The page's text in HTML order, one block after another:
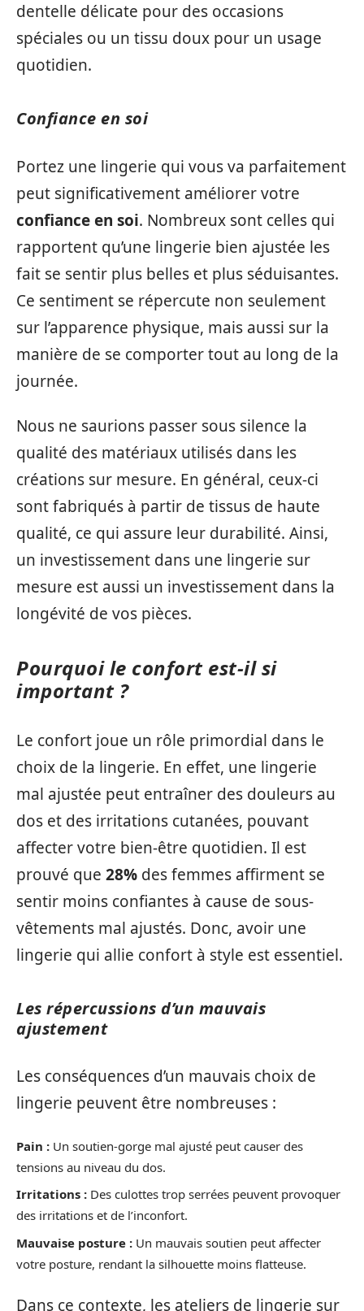
dentelle délicate pour des occasions
spéciales ou un tissu doux pour un usage
quotidien.
Confiance en soi
Portez une lingerie qui vous va parfaitement
peut significativement améliorer votre
confiance en soi. Nombreux sont celles qui
rapportent qu’une lingerie bien ajustée les
fait se sentir plus belles et plus séduisantes.
Ce sentiment se répercute non seulement
sur l’apparence physique, mais aussi sur la
manière de se comporter tout au long de la
journée.
Nous ne saurions passer sous silence la
qualité des matériaux utilisés dans les
créations sur mesure. En général, ceux-ci
sont fabriqués à partir de tissus de haute
qualité, ce qui assure leur durabilité. Ainsi,
un investissement dans une lingerie sur
mesure est aussi un investissement dans la
longévité de vos pièces.
Pourquoi le confort est-il si
important ?
Le confort joue un rôle primordial dans le
choix de la lingerie. En effet, une lingerie
mal ajustée peut entraîner des douleurs au
dos et des irritations cutanées, pouvant
affecter votre bien-être quotidien. Il est
prouvé que 28% des femmes affirment se
sentir moins confiantes à cause de sous-
vêtements mal ajustés. Donc, avoir une
lingerie qui allie confort à style est essentiel.
Les répercussions d’un mauvais
ajustement
Les conséquences d’un mauvais choix de
lingerie peuvent être nombreuses :
Pain : Un soutien-gorge mal ajusté peut causer des
tensions au niveau du dos.
Irritations : Des culottes trop serrées peuvent provoquer
des irritations et de l’inconfort.
Mauvaise posture : Un mauvais soutien peut affecter
votre posture, rendant la silhouette moins flatteuse.
Dans ce contexte, les ateliers de lingerie sur